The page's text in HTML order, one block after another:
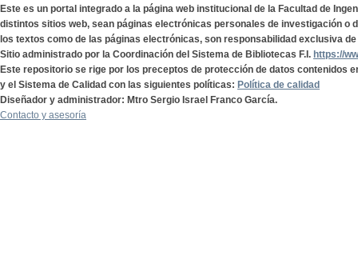
Este es un portal integrado a la página web institucional de la Facultad de
distintos sitios web, sean páginas electrónicas personales de investigación o
los textos como de las páginas electrónicas, son responsabilidad exclusiva
Sitio administrado por la Coordinación del Sistema de Bibliotecas F.I. https://
Este repositorio se rige por los preceptos de protección de datos contenidos
y el Sistema de Calidad con las siguientes políticas: Política de calidad
Diseñador y administrador: Mtro Sergio Israel Franco García.
Contacto y asesoría